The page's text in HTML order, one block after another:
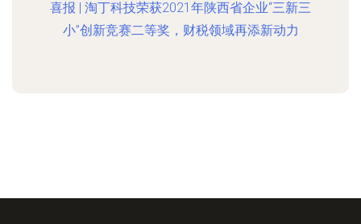
喜报 | 淘丁科技荣获2021年陕西省企业“三新三
小”创新竞赛二等奖，财税领域再添新动力